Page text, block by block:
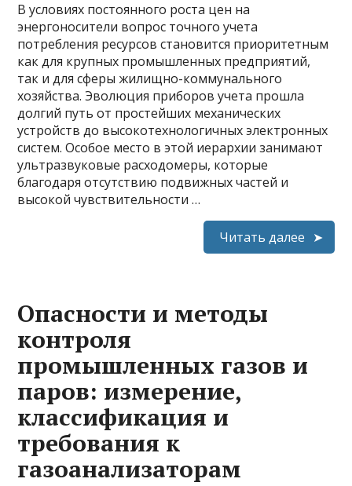
В условиях постоянного роста цен на
энергоносители вопрос точного учета
потребления ресурсов становится приоритетным
как для крупных промышленных предприятий,
так и для сферы жилищно-коммунального
хозяйства. Эволюция приборов учета прошла
долгий путь от простейших механических
устройств до высокотехнологичных электронных
систем. Особое место в этой иерархии занимают
ультразвуковые расходомеры, которые
благодаря отсутствию подвижных частей и
высокой чувствительности …
Читать далее
Опасности и методы
контроля
промышленных газов и
паров: измерение,
классификация и
требования к
газоанализаторам